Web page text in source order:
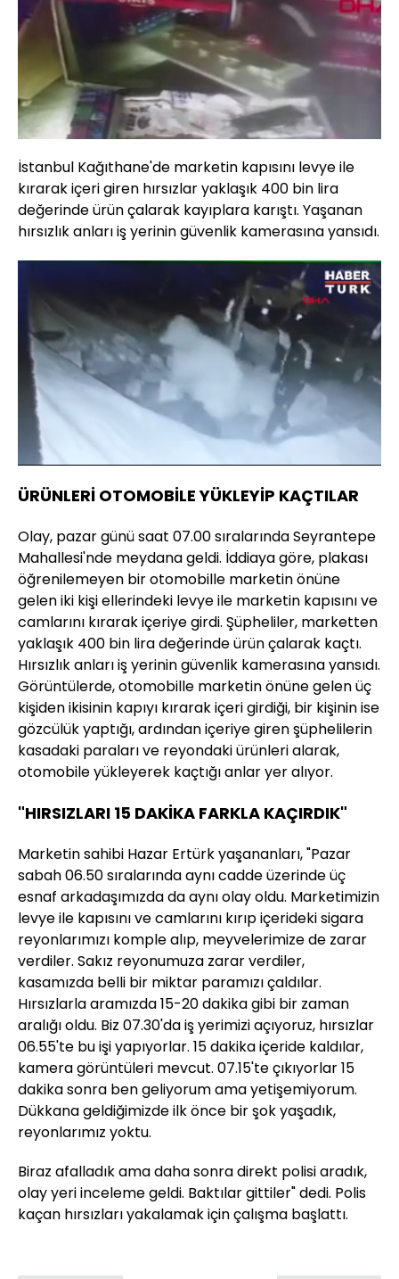
İstanbul Kağıthane'de marketin kapısını levye ile
kırarak içeri giren hırsızlar yaklaşık 400 bin lira
değerinde ürün çalarak kayıplara karıştı. Yaşanan
hırsızlık anları iş yerinin güvenlik kamerasına yansıdı.
Aç
Yüklendi
Hızı
ÜRÜNLERİ OTOMOBİLE YÜKLEYİP KAÇTILAR
Olay, pazar günü saat 07.00 sıralarında Seyrantepe
Mahallesi'nde meydana geldi. İddiaya göre, plakası
öğrenilemeyen bir otomobille marketin önüne
gelen iki kişi ellerindeki levye ile marketin kapısını ve
camlarını kırarak içeriye girdi. Şüpheliler, marketten
yaklaşık 400 bin lira değerinde ürün çalarak kaçtı.
Hırsızlık anları iş yerinin güvenlik kamerasına yansıdı.
Görüntülerde, otomobille marketin önüne gelen üç
kişiden ikisinin kapıyı kırarak içeri girdiği, bir kişinin ise
gözcülük yaptığı, ardından içeriye giren şüphelilerin
kasadaki paraları ve reyondaki ürünleri alarak,
otomobile yükleyerek kaçtığı anlar yer alıyor.
"HIRSIZLARI 15 DAKİKA FARKLA KAÇIRDIK"
Marketin sahibi Hazar Ertürk yaşananları, "Pazar
sabah 06.50 sıralarında aynı cadde üzerinde üç
esnaf arkadaşımızda da aynı olay oldu. Marketimizin
levye ile kapısını ve camlarını kırıp içerideki sigara
reyonlarımızı komple alıp, meyvelerimize de zarar
verdiler. Sakız reyonumuza zarar verdiler,
kasamızda belli bir miktar paramızı çaldılar.
Hırsızlarla aramızda 15-20 dakika gibi bir zaman
aralığı oldu. Biz 07.30'da iş yerimizi açıyoruz, hırsızlar
06.55'te bu işi yapıyorlar. 15 dakika içeride kaldılar,
kamera görüntüleri mevcut. 07.15'te çıkıyorlar 15
dakika sonra ben geliyorum ama yetişemiyorum.
Dükkana geldiğimizde ilk önce bir şok yaşadık,
reyonlarımız yoktu.
Biraz afalladık ama daha sonra direkt polisi aradık,
olay yeri inceleme geldi. Baktılar gittiler" dedi. Polis
kaçan hırsızları yakalamak için çalışma başlattı.